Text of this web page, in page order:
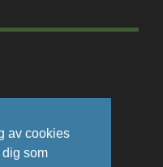
av cookies
dig som